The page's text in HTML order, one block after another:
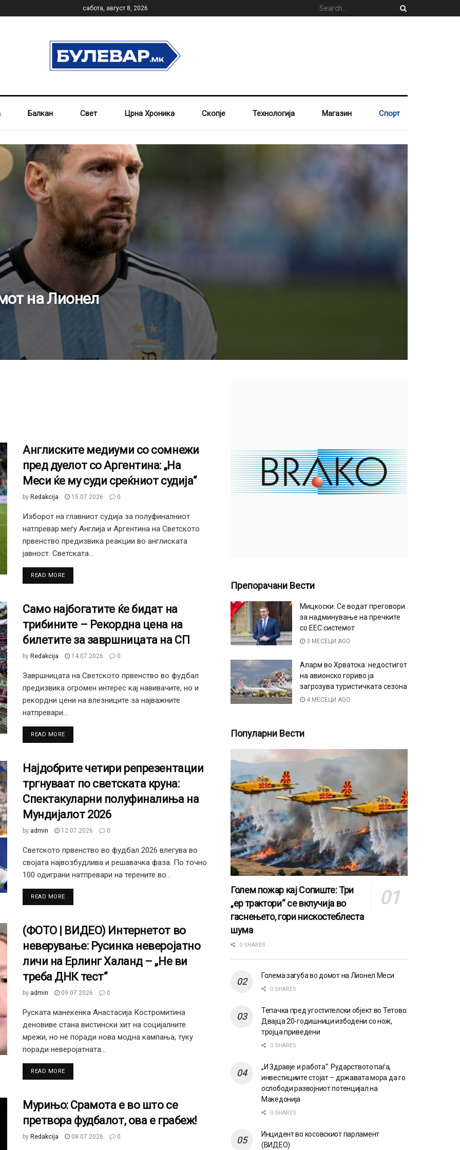
сабота, август 8, 2026
Балкан Свет Црна Хроника Скопје Технологија Магазин Спорт
на Лионел
Англиските медиуми со сомнежи
пред дуелот со Аргентина: „На
Меси ќе му суди среќниот судија“
by Redakcija 15.07.2026 0
Изборот на главниот судија за полуфиналниот
натпревар меѓу Англија и Аргентина на Светското
првенство предизвика реакции во англиската
јавност. Светската...
READ MOREDETAILS
Само најбогатите ќе бидат на
трибините – Рекордна цена на
билетите за завршницата на СП
by Redakcija 14.07.2026 0
Завршницата на Светското првенство во фудбал
предизвика огромен интерес кај навивачите, но и
рекордни цени на влезниците за најважните
натпревари...
READ MOREDETAILS
Најдобрите четири репрезентации
тргнуваат по светската круна:
Спектакуларни полуфиналиња на
Мундијалот 2026
by admin 12.07.2026 0
Светското првенство во фудбал 2026 влегува во
својата највозбудлива и решавачка фаза. По точно
100 одиграни натпревари на терените во...
READ MOREDETAILS
(ФОТО | ВИДЕО) Интернетот во
неверување: Русинка неверојатно
личи на Ерлинг Халанд – „Не ви
треба ДНК тест“
by admin 09.07.2026 0
Руската манекенка Анастасија Костромитина
деновиве стана вистински хит на социјалните
мрежи, но не поради нова модна кампања, туку
поради неверојатната...
READ MOREDETAILS
Мурињо: Срамота е во што се
претвора фудбалот, ова е грабеж!
by Redakcija 08.07.2026 0
Препорачани Вести
Мицкоски: Се водат преговори
за надминување на пречките
со ЕЕС системот
3 МЕСЕЦИ AGO
Аларм во Хрватска: недостигот
на авионско гориво ја
загрозува туристичката сезона
4 МЕСЕЦИ AGO
Популарни Вести
Голем пожар кај Сопиште: Три
„ер трактори“ се вклучија во
гаснењето, гори нискостеблеста
шума
0 SHARES
Голема загуба во домот на Лионел Меси
0 SHARES
Тепачка пред угостителски објект во Тетово:
Двајца 20-годишници избодени со нож,
тројца приведени
0 SHARES
„И Здравје и работа“: Рударството паѓа,
инвестициите стојат – државата мора да го
ослободи развојниот потенцијал на
Македонија
0 SHARES
Инцидент во косовскиот парламент
(ВИДЕО)